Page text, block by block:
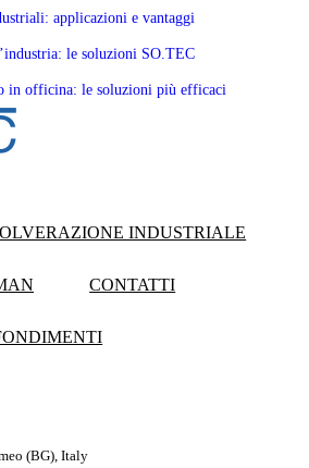
applicazioni e vantaggi
le soluzioni SO.TEC
in officina: le soluzioni più efficaci
INDUSTRIALE
CONTATTI
(BG), Italy